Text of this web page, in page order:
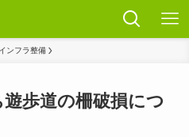
ンフラ整備
歩道の柵破損につ